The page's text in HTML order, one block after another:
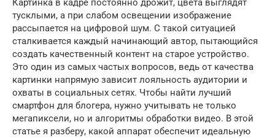
Картинка в кадре постоянно дрожит, цвета выглядят
тусклыми, а при слабом освещении изображение
рассыпается на цифровой шум. С такой ситуацией
сталкивается каждый начинающий автор, пытающийся
создать качественный контент на старое устройство.
Это один из самых частых вопросов, ведь от качества
картинки напрямую зависит лояльность аудитории и
охваты в социальных сетях. Чтобы найти лучший
смартфон для блогера, нужно учитывать не только
мегапиксели, но и алгоритмы обработки видео. В этой
статье я разберу, какой аппарат обеспечит идеальную